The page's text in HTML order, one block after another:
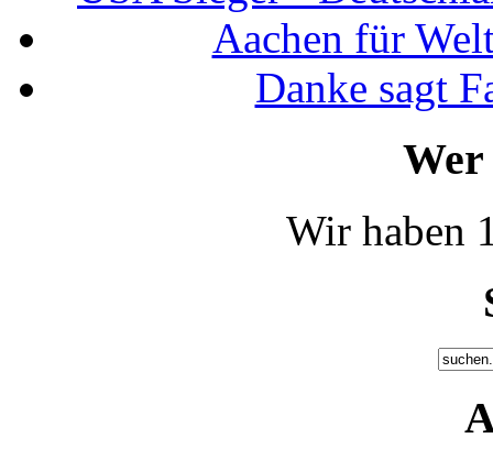
Aachen für
Danke sagt
Wir haben